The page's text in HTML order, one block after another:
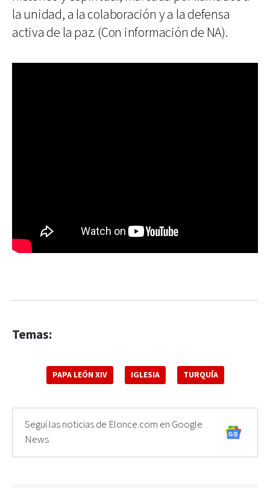
la unidad, a la colaboración y a la defensa
activa de la paz. (Con información de NA).
Temas:
PAPA LEÓN XIV IGLESIA TURQUÍA
Seguí las noticias de Elonce.com en Google
News